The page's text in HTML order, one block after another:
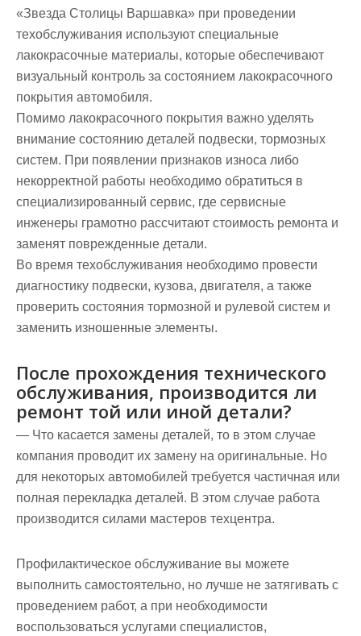
«Звезда Столицы Варшавка» при проведении
техобслуживания используют специальные
лакокрасочные материалы, которые обеспечивают
визуальный контроль за состоянием лакокрасочного
покрытия автомобиля.
Помимо лакокрасочного покрытия важно уделять
внимание состоянию деталей подвески, тормозных
систем. При появлении признаков износа либо
некорректной работы необходимо обратиться в
специализированный сервис, где сервисные
инженеры грамотно рассчитают стоимость ремонта и
заменят поврежденные детали.
Во время техобслуживания необходимо провести
диагностику подвески, кузова, двигателя, а также
проверить состояния тормозной и рулевой систем и
заменить изношенные элементы.
После прохождения технического
обслуживания, производится ли
ремонт той или иной детали?
— Что касается замены деталей, то в этом случае
компания проводит их замену на оригинальные. Но
для некоторых автомобилей требуется частичная или
полная перекладка деталей. В этом случае работа
производится силами мастеров техцентра.
Профилактическое обслуживание вы можете
выполнить самостоятельно, но лучше не затягивать с
проведением работ, а при необходимости
воспользоваться услугами специалистов,